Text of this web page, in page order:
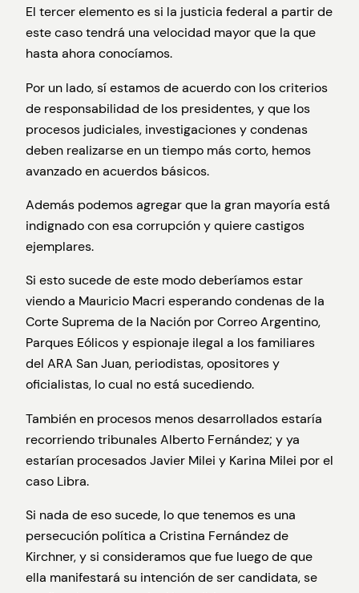
El tercer elemento es si la justicia federal a partir de
este caso tendrá una velocidad mayor que la que
hasta ahora conocíamos.
Por un lado, sí estamos de acuerdo con los criterios
de responsabilidad de los presidentes, y que los
procesos judiciales, investigaciones y condenas
deben realizarse en un tiempo más corto, hemos
avanzado en acuerdos básicos.
Además podemos agregar que la gran mayoría está
indignado con esa corrupción y quiere castigos
ejemplares.
Si esto sucede de este modo deberíamos estar
viendo a Mauricio Macri esperando condenas de la
Corte Suprema de la Nación por Correo Argentino,
Parques Eólicos y espionaje ilegal a los familiares
del ARA San Juan, periodistas, opositores y
oficialistas, lo cual no está sucediendo.
También en procesos menos desarrollados estaría
recorriendo tribunales Alberto Fernández; y ya
estarían procesados Javier Milei y Karina Milei por el
caso Libra.
Si nada de eso sucede, lo que tenemos es una
persecución política a Cristina Fernández de
Kirchner, y si consideramos que fue luego de que
ella manifestará su intención de ser candidata, se